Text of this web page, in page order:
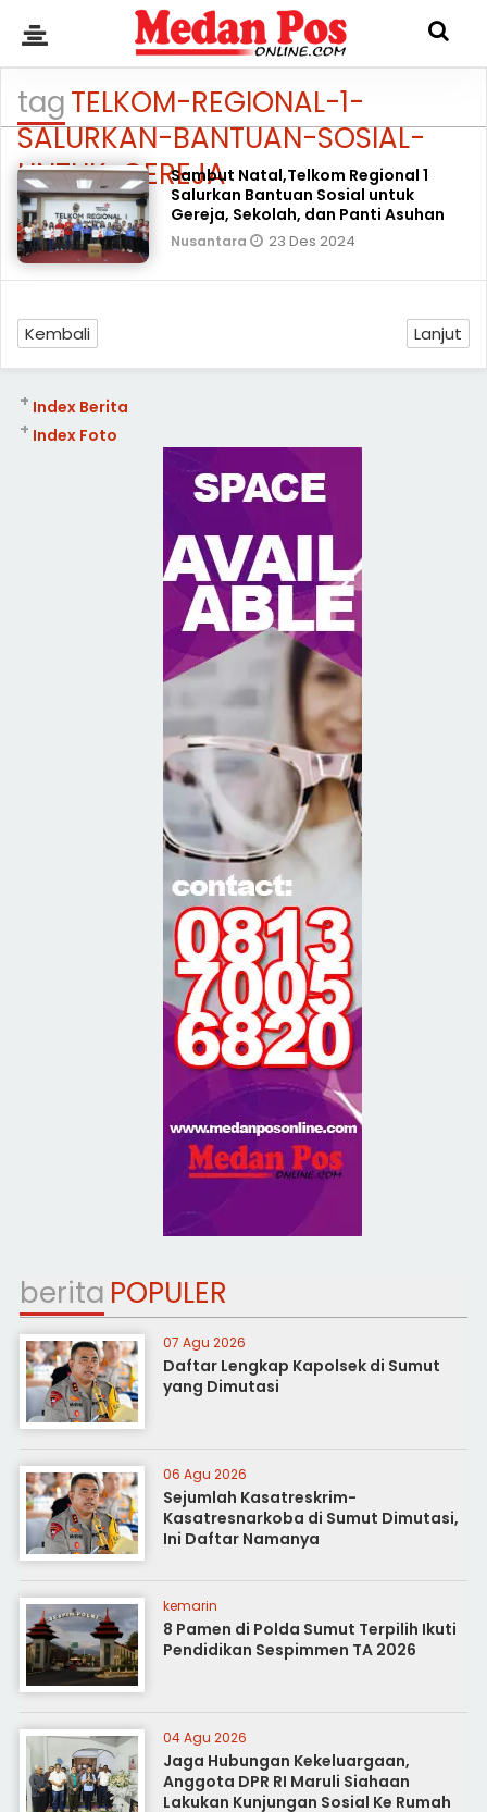
tagTELKOM-REGIONAL-1-
SALURKAN-BANTUAN-SOSIAL-
UNTUK-GEREJASambut Natal,Telkom Regional 1
Salurkan Bantuan Sosial untuk
Gereja, Sekolah, dan Panti Asuhan
Nusantara 23 Des 2024
Kembali Lanjut
Index Berita
+
Index Foto
+
berita POPULER
07 Agu 2026
Daftar Lengkap Kapolsek di Sumut
yang Dimutasi
06 Agu 2026
Sejumlah Kasatreskrim-
Kasatresnarkoba di Sumut Dimutasi,
Ini Daftar Namanya
kemarin
8 Pamen di Polda Sumut Terpilih Ikuti
Pendidikan Sespimmen TA 2026
04 Agu 2026
Jaga Hubungan Kekeluargaan,
Anggota DPR RI Maruli Siahaan
Lakukan Kunjungan Sosial Ke Rumah